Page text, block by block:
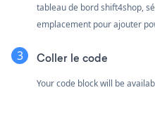
tableau de bord shift4shop,
emplacement pour ajouter
Coller le code
Your code block will be